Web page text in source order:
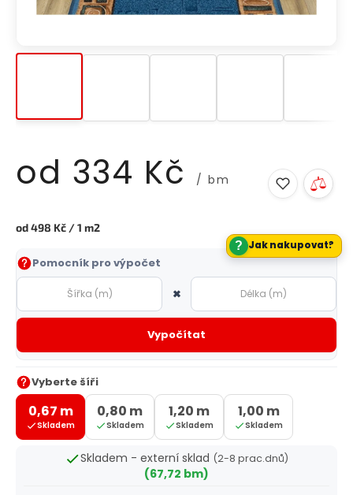
od 334 Kč / bm
Měrná
od 498 Kč / 1 m2
Pomocník pro výpočet
×
Vypočítat
Vyberte šíři
0,67 m
Skladem
0,80 m
Skladem
1,20 m
Skladem
1,00 m
Skladem
Skladem - externí sklad (2-8 prac.dnů)
(67,72 bm)
? Jak nakupovat?